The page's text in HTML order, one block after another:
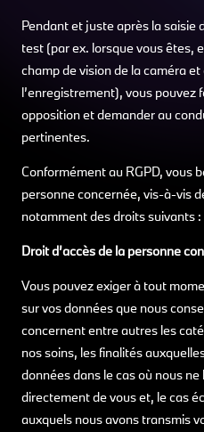
Pendant et juste après la saisie
test (par ex. lorsque vous êtes,
champ de vision de la caméra
l’enregistrement), vous pouvez
opposition et demander au
pertinentes.
Conformément au RGPD, vous
personne concernée, vis-à-vis
notamment des droits suivants :
Droit d’accès de la personne
Vous pouvez exiger à tout
sur vos données que nous
concernent entre autres les
nos soins, les finalités
données dans le cas où nous
directement de vous et, le cas
auxquels nous avons transmis